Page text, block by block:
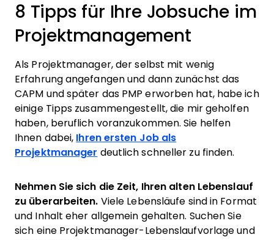
8 Tipps für Ihre Jobsuche im
Projektmanagement
Als Projektmanager, der selbst mit wenig
Erfahrung angefangen und dann zunächst das
CAPM und später das PMP erworben hat, habe ich
einige Tipps zusammengestellt, die mir geholfen
haben, beruflich voranzukommen. Sie helfen
Ihnen dabei, Ihren ersten Job als
Projektmanager deutlich schneller zu finden.
Nehmen Sie sich die Zeit, Ihren alten Lebenslauf
zu überarbeiten. Viele Lebensläufe sind in Format
und Inhalt eher allgemein gehalten. Suchen Sie
sich eine Projektmanager-Lebenslaufvorlage und